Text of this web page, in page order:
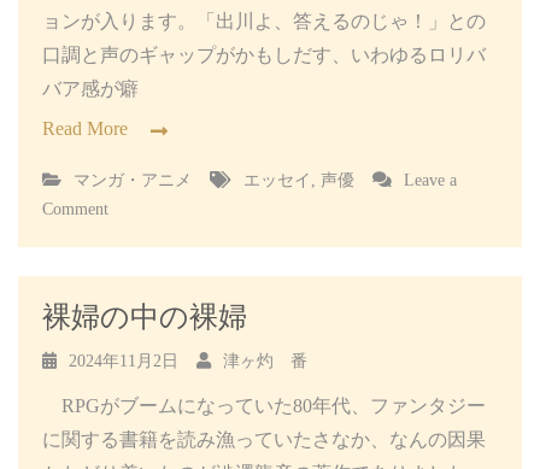
ョンが入ります。「出川よ、答えるのじゃ！」との
口調と声のギャップがかもしだす、いわゆるロリバ
バア感が癖
Read More
マンガ・アニメ エッセイ , 声優
Leave a
Commenton
碧
の
つ
く
か
た
裸婦の中の裸婦
2024年11月2日 津ヶ灼 番
RPGがブームになっていた80年代、ファンタジー
に関する書籍を読み漁っていたさなか、なんの因果